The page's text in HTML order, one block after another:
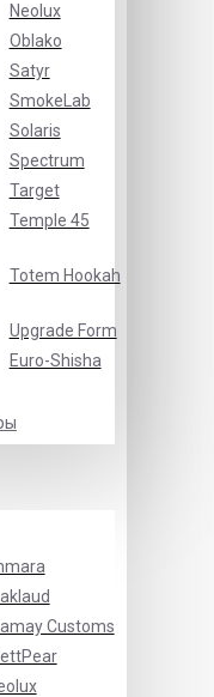
Neolux
Oblako
Satyr
SmokeLab
Solaris
Spectrum
Target
Temple 45
Totem Hookah
Upgrade Form
Еuro-Shisha
Customs